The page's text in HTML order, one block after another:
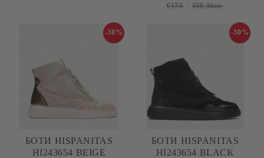
€173 338.36лв.
БОТИ HISPANITAS
HI243654 BEIGE
-30%
БОТИ HISPANITAS
HI243654 BLACK
-30%